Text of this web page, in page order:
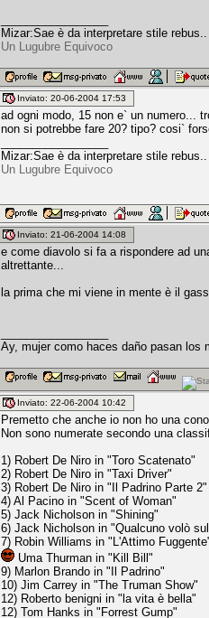
Mizar:Sae è da interpretare stile rebus..
Un Lugubre Equivoco
Inviato: 20-06-2004 17:53
ad ogni modo, 15 non e` un numero...
non si potrebbe fare 20? tipo? cosi`
Mizar:Sae è da interpretare stile rebus..
Un Lugubre Equivoco
Inviato: 21-06-2004 14:08
e come diavolo si fa a rispondere ad
altrettante...
la prima che mi viene in mente è il
Ay, mujer como haces daño pasan los
Inviato: 22-06-2004 10:42
Premetto che anche io non ho una
Non sono numerate secondo una
1) Robert De Niro in "Toro Scatenato"
2) Robert De Niro in "Taxi Driver"
3) Robert De Niro in "Il Padrino Parte 2"
4) Al Pacino in "Scent of Woman"
5) Jack Nicholson in "Shining"
6) Jack Nicholson in "Qualcuno volò
7) Robin Williams in "L'Attimo
Uma Thurman in "Kill Bill"
9) Marlon Brando in "Il Padrino"
10) Jim Carrey in "The Truman Show"
12) Roberto benigni in "la vita è bella"
12) Tom Hanks in "Forrest Gump"